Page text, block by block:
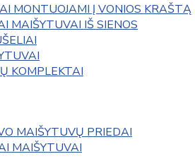
MONTUOJAMI Į VONIOS KRAŠTĄ
MAIŠYTUVAI IŠ SIENOS
KOMPLEKTAI
MAIŠYTUVŲ PRIEDAI
MAIŠYTUVAI